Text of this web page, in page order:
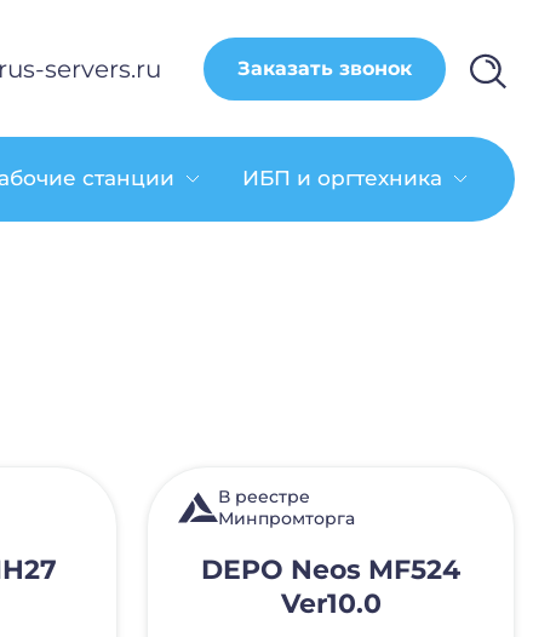
servers.ru Заказать звонок
станции ИБП и оргтехника
В реестре
Минпромторга
DEPO Neos MF524
Ver10.0